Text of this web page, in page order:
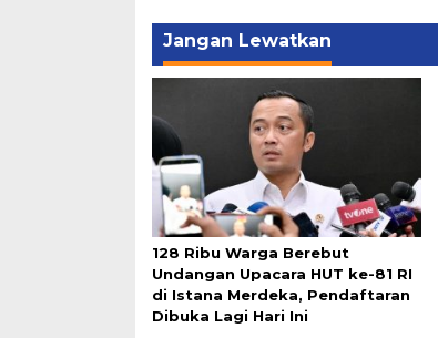
Jangan Lewatkan
128 Ribu Warga Berebut
Undangan Upacara HUT ke-81 RI
di Istana Merdeka, Pendaftaran
Dibuka Lagi Hari Ini